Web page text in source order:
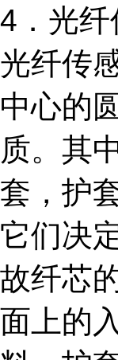
4．光纤
光纤传
中心的
质。其
套，护
它们决
故纤芯
面上的